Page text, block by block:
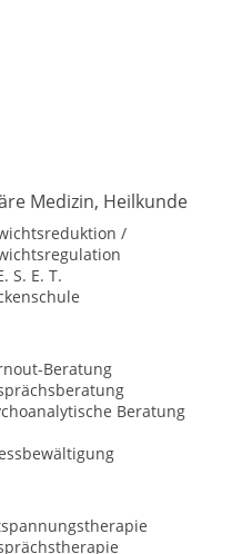
Medizin, Heilkunde
/
S. E. T.
Beratung
Beratung